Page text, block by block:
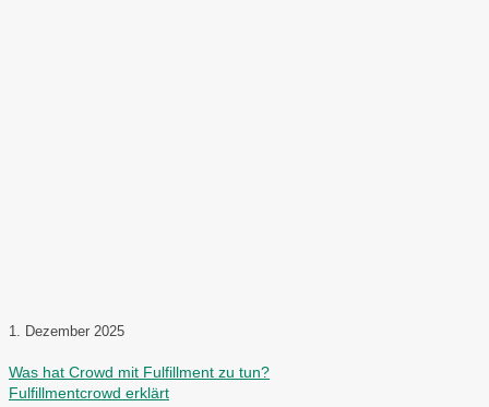
1. Dezember 2025
Was hat Crowd mit Fulfillment zu tun?
Fulfillmentcrowd erklärt